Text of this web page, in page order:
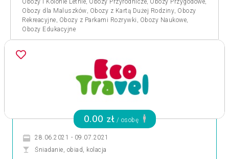
Obozy i Kolonie Letnie Obozy Przyrodnicze Obozy Przygodowe
Obozy dla Maluszków, Obozy z Kartą Dużej Rodziny, Obozy
Rekreacyjne, Obozy z Parkami Rozrywki , Obozy Naukowe,
Obozy Edukacyjne
0.00 zł / osobę
28.06.2021 - 09.07.2021
Śniadanie, obiad, kolacja